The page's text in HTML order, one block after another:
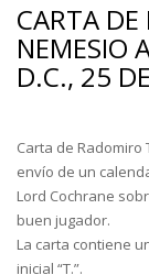
CARTA
NEMESIO
D.C., 25
Carta de Radomiro
envío de un
Lord Cochrane
buen jugador.
La carta contiene
inicial “T.”.